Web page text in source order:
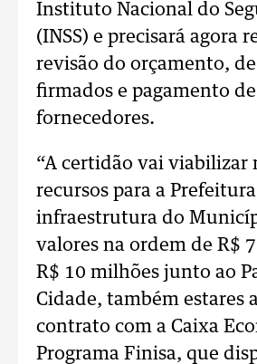
Instituto Nacional do
(INSS) e precisará agora
revisão do orçamento,
firmados e pagamento de
fornecedores.
“A certidão vai viabilizar
recursos para a
infraestrutura do
valores na ordem de R$
R$ 10 milhões junto ao
Cidade, também estares
contrato com a Caixa
Programa Finisa, que